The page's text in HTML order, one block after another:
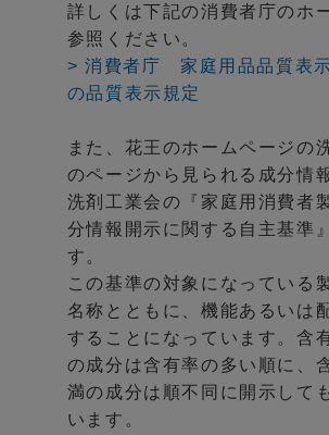
詳しくは下記の消費者庁のホ
参照ください。
> 消費者庁 家庭用品品質表
の品質表示規定
また、花王のホームページの
のページから見られる成分情
洗剤工業会の『家庭用消費者
分情報開示に関する自主基準
す。
この基準の対象になっている
名称とともに、機能あるいは
することになっています。含
の成分は含有率の多い順に、
満の成分は順不同に開示して
います。